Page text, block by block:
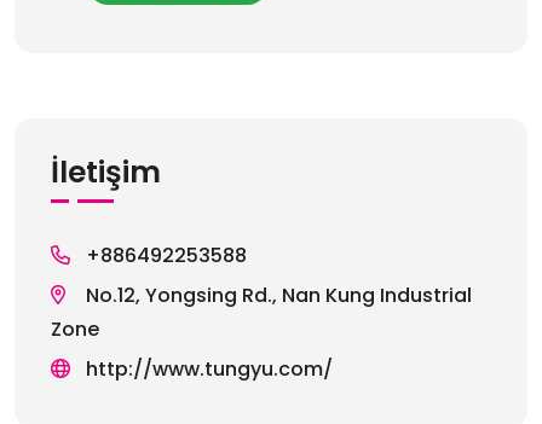
İletişim
+886492253588
No.12, Yongsing Rd., Nan Kung Industrial
Zone
http://www.tungyu.com/